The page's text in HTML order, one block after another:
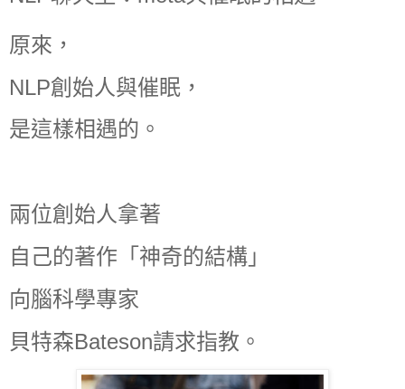
原來，
NLP創始人與催眠，
是這樣相遇的。
兩位創始人拿著
自己的著作「神奇的結構」
向腦科學專家
貝特森Bateson請求指教。